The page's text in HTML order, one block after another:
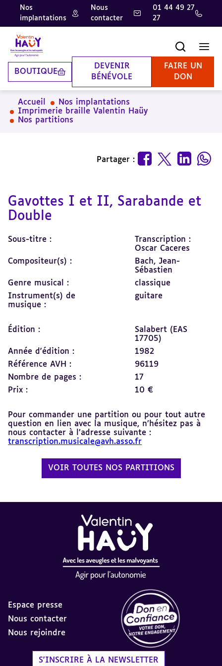
Aller
contenu
principal
Aller
pied
de
page
Aller
la
recherche
Nos
implantations
Nous
contacter
01 44 49 27
27
BOUTIQUE
DEVENIR
BÉNÉVOLE
FAIRE UN
DON
Accueil
Nos implantations
Imprimerie braille Valentin Haüy
Nos partitions
Partager :
Gavottes I et II, Sarabande et
Double
Sous-titre :
Transcription :
Oscar Caceres
Compositeur(s) :
Bach, Jean-
Sébastien
Genre musical :
classique
Instrument(s) de
musique :
guitare
Édition :
Salabert (EAS
17705)
Année d'édition :
1982
Référence AVH :
96119
Nombre de pages :
17
Prix :
10 €
Pour commander une partition ou pour tout autre
question en lien avec la musique, n’hésitez pas à
nous contacter à l’adresse suivante :
transcription.musicale@avh.asso.fr
VOIR TOUTES NOS PARTITIONS
Espace presse
Nous contacter
Nous rejoindre
S'INSCRIRE À LA NEWSLETTER